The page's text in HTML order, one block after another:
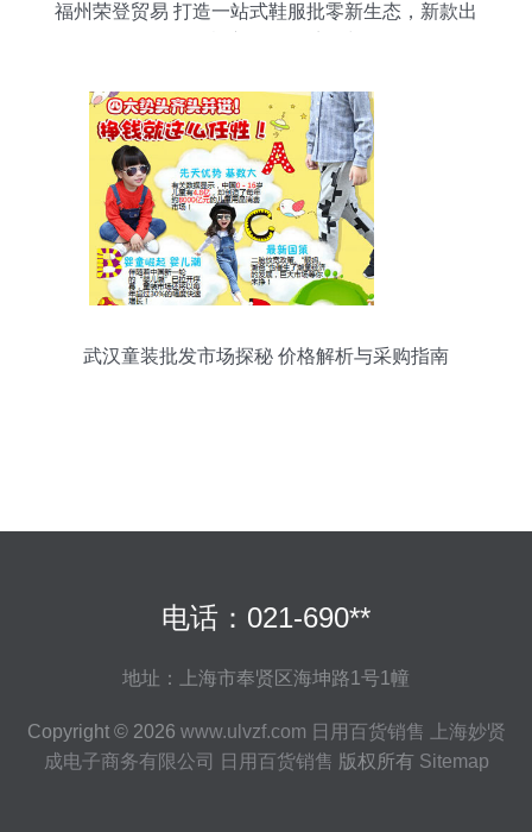
福州荣登贸易 打造一站式鞋服批零新生态，新款出
武汉童装批发市场探秘 价格解析与采购指南
电话：021-690**
地址：上海市奉贤区海坤路1号1幢
Copyright © 2026 www.ulvzf.com 日用百货销售
上海妙贤
成电子商务有限公司
日用百货销售 版权所有 Sitemap